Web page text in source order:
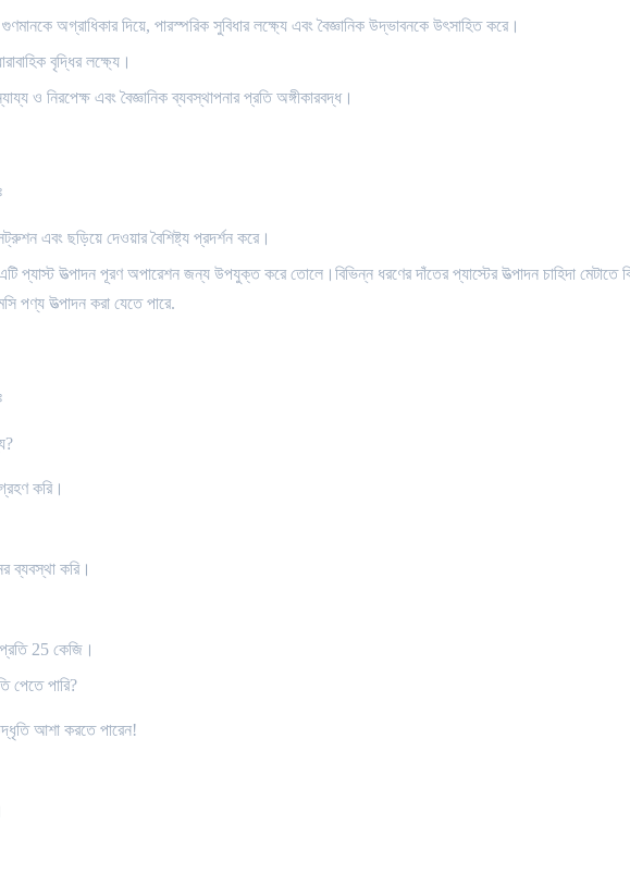
অগ্রাধিকার দিয়ে, পারস্পরিক সুবিধার লক্ষ্যে এবং বৈজ্ঞানিক উদ্ভাবনকে উৎসাহিত করে।
বৃদ্ধির লক্ষ্যে।
ও নিরপেক্ষ এবং বৈজ্ঞানিক ব্যবস্থাপনার প্রতি অঙ্গীকারবদ্ধ।
এবং ছড়িয়ে দেওয়ার বৈশিষ্ট্য প্রদর্শন করে।
উত্পাদন পূরণ অপারেশন জন্য উপযুক্ত করে তোলে।বিভিন্ন ধরণের দাঁতের প্যাস্টের উত্পাদন চাহিদা মেটাতে
পণ্য উত্পাদন করা যেতে পারে.
করি।
ব্যবস্থা করি।
প্রতি 25 কেজি।
পেতে পারি?
আশা করতে পারেন!